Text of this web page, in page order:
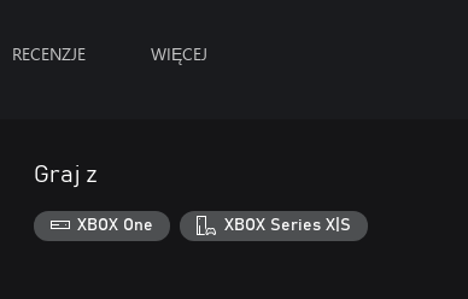
RECENZJE WIĘCEJ
Graj z
XBOX One XBOX Series X|S